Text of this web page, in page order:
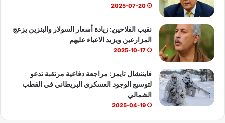
2025-07-20
نقيب الفلاحين: زيادة أسعار السولار والبنزين يزعج
المزارعين ويزيد الاعباء عليهم
2025-10-17
فايننشال تايمز: مراجعة دفاعية مرتقبة تدعو
لتوسيع الوجود العسكري البريطاني في القطب
الشمالي
2025-04-19